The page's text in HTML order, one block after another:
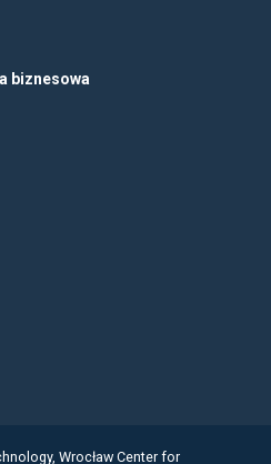
biznesowa
Wrocław Center for